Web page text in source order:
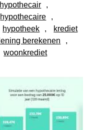
hypothecair
hypothecaire
hypotheek ,
krediet
lening berekenen
woonkrediet